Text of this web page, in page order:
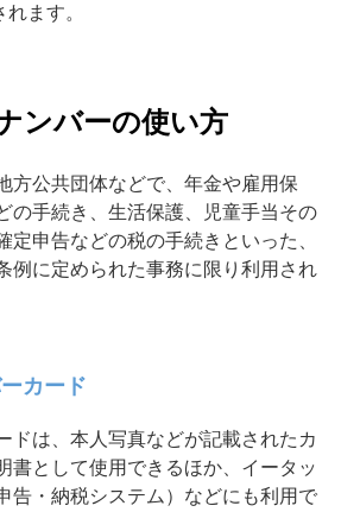
ます。
ンバーの使い方
方公共団体などで、年金や雇用保
の手続き、生活保護、児童手当その
定申告などの税の手続きといった、
例に定められた事務に限り利用され
カード
ドは、本人写真などが記載されたカ
書として使用できるほか、イータッ
告・納税システム）などにも利用で